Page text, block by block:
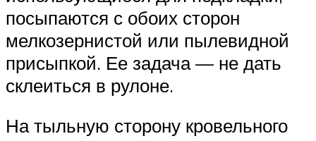
посыпаются с обоих сторон
мелкозернистой или пылевидной
присыпкой. Ее задача — не дать
склеиться в рулоне.
На тыльную сторону кровельного